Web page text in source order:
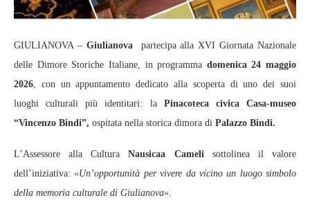
GIULIANOVA – Giulianovapartecipa alla XVI Giornata Nazionale
delle Dimore Storiche Italiane, in programma domenica 24 maggio
2026 , con un appuntamento dedicato alla scoperta di uno dei suoi
luoghi culturali più identitari: laPinacoteca civica Casa-museo
“Vincenzo Bindi”, ospitata nella storica dimora di Palazzo Bindi.
L’Assessore alla Cultura Nausicaa Cameli sottolinea il valore
dell’iniziativa:«Un’opportunità per vivere da vicino un luogo simbolo
della memoria culturale di Giulianova».